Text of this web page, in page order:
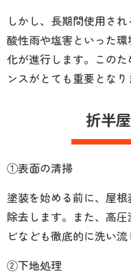
しかし、長期間使用さ
酸性雨や塩害といった
化が進行します。この
ンスがとても重要となり
折半
①表面の清掃
塗装を始める前に、屋
除去します。また、高
ビなども徹底的に洗い流
②下地処理